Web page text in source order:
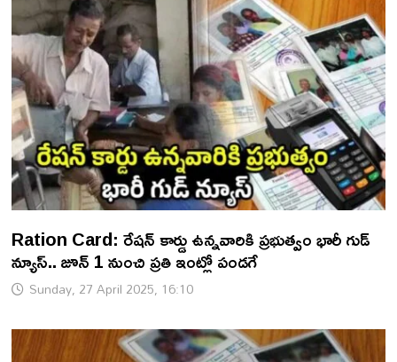
Ration Card: రేషన్ కార్డు ఉన్నవారికి ప్రభుత్వం భారీ గుడ్
న్యూస్.. జూన్ 1 నుంచి ప్రతి ఇంట్లో పండగే
Sunday, 27 April 2025, 16:10